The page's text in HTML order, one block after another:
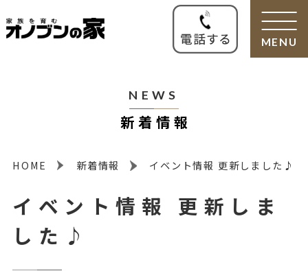
MENU
NEWS
新着情報
HOME 新着情報 イベント情報 更新しました♪
イベント情報 更新しま
した♪